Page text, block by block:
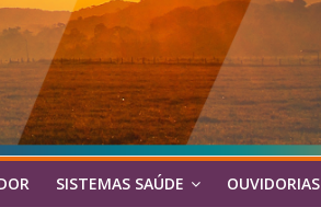
SISTEMAS SAÚDE OUVIDORIAS